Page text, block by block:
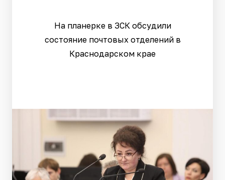
На планерке в ЗСК обсудили
состояние почтовых отделений в
Краснодарском крае